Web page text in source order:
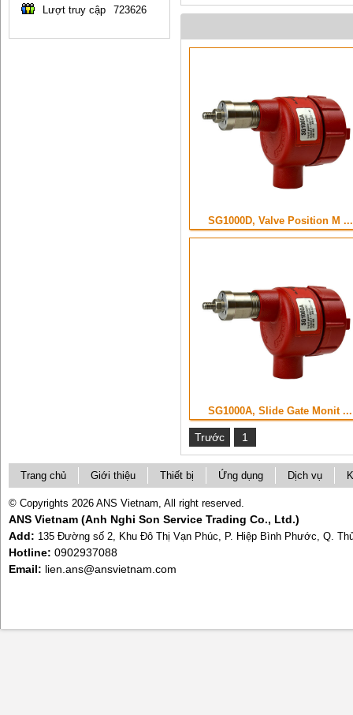
Lượt truy cập
723626
SG1000D, Valve Position M ...
SG1000A, Slide Gate Monit ...
Trước 1
Trang chủ Giới thiệu Thiết bị Ứng dụng Dịch vụ
© Copyrights 2026 ANS Vietnam, All right reserved.
ANS Vietnam (Anh Nghi Son Service Trading Co., Ltd.)
Add: 135 Đường số 2, Khu Đô Thị Vạn Phúc, P. Hiệp Bình Phước, Q.
Hotline: 0902937088
Email: lien.ans@ansvietnam.com